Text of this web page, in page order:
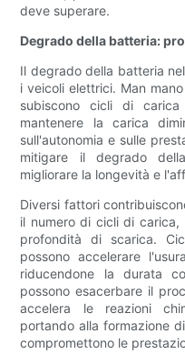
deve superare.
Degrado della batteria:
Il degrado della batteria
i veicoli elettrici. Man
subiscono cicli di
mantenere la carica
sull'autonomia e sulle
mitigare il degrado
migliorare la longevità e
Diversi fattori
il numero di cicli di
profondità di scarica.
possono accelerare
riducendone la durata
possono esacerbare il
accelera le reazioni
portando alla formazione
compromettono le